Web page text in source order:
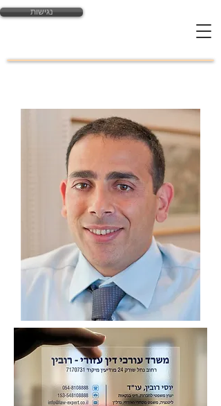
yossi@law-expert.co.il
נגישות